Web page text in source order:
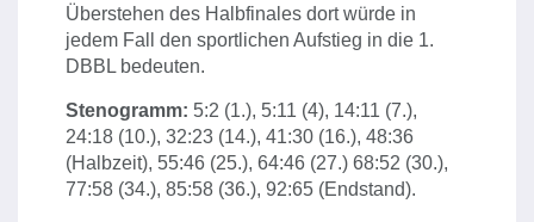
Überstehen des Halbfinales dort würde in
jedem Fall den sportlichen Aufstieg in die 1.
DBBL bedeuten.
Stenogramm: 5:2 (1.), 5:11 (4), 14:11 (7.),
24:18 (10.), 32:23 (14.), 41:30 (16.), 48:36
(Halbzeit), 55:46 (25.), 64:46 (27.) 68:52 (30.),
77:58 (34.), 85:58 (36.), 92:65 (Endstand).